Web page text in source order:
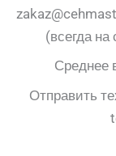
(всегда на
Среднее
Отправить